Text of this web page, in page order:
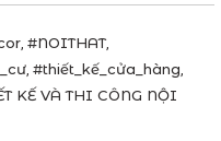
, #NOITHAT,
, #thiết_kế_cửa_hàng,
KẾ VÀ THI CÔNG NỘI